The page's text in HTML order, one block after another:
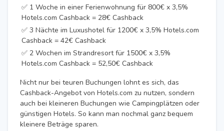
✅ 1 Woche in einer Ferienwohnung für 800€ x 3,5%
Hotels.com Cashback = 28€ Cashback
✅ 3 Nächte im Luxushotel für 1200€ x 3,5% Hotels.com
Cashback = 42€ Cashback
✅ 2 Wochen im Strandresort für 1500€ x 3,5%
Hotels.com Cashback = 52,50€ Cashback
Nicht nur bei teuren Buchungen lohnt es sich, das
Cashback-Angebot von Hotels.com zu nutzen, sondern
auch bei kleineren Buchungen wie Campingplätzen oder
günstigen Hotels. So kann man nochmal ganz bequem
kleinere Beträge sparen.